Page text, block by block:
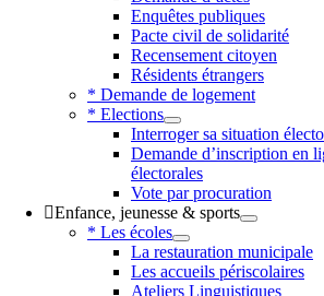
Enquêtes publiques
Pacte civil de solidarité
Recensement citoyen
Résidents étrangers
* Demande de logement
* Elections
Interroger sa situation
Demande d’inscription en
électorales
Vote par procuration
Enfance, jeunesse & sports
* Les écoles
La restauration municipale
Les accueils périscolaires
Ateliers Linguistiques